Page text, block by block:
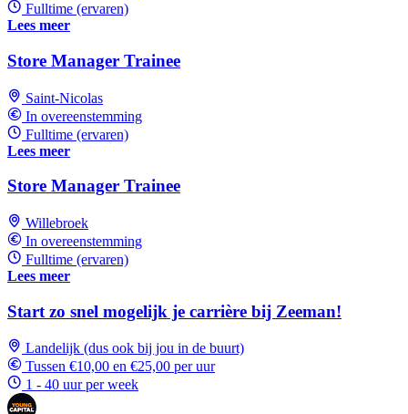
Fulltime (ervaren)
Lees meer
Store Manager Trainee
Saint-Nicolas
In overeenstemming
Fulltime (ervaren)
Lees meer
Store Manager Trainee
Willebroek
In overeenstemming
Fulltime (ervaren)
Lees meer
Start zo snel mogelijk je carrière bij Zeeman!
Landelijk (dus ook bij jou in de buurt)
Tussen €10,00 en €25,00 per uur
1 - 40 uur per week